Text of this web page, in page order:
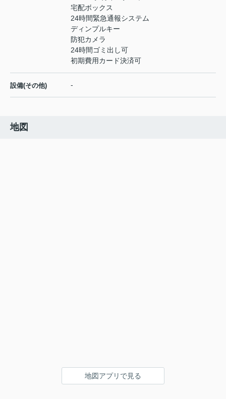
宅配ボックス
24時間緊急通報システム
ディンプルキー
防犯カメラ
24時間ゴミ出し可
初期費用カード決済可
設備(その他) -
地図
地図アプリで見る